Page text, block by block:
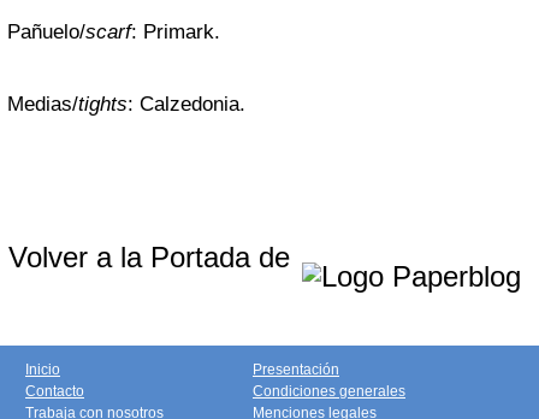
Pañuelo/scarf: Primark.
Medias/tights: Calzedonia.
Volver a la Portada de
Inicio
Contacto
Trabaja con nosotros
Presentación
Condiciones generales
Menciones legales